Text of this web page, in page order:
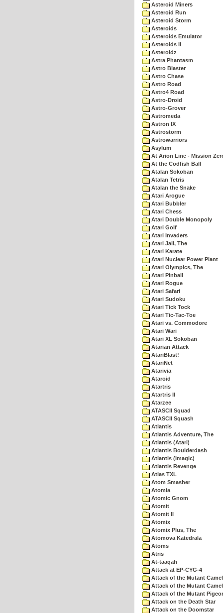
Asteroid Miners
Asteroid Run
Asteroid Storm
Asteroids
Asteroids Emulator
Asteroids II
Asteroidz
Astra Phantasm
Astro Blaster
Astro Chase
Astro Road
Astro4 Road
Astro-Droid
Astro-Grover
Astromeda
Astron IX
Astrostorm
Astrowarriors
Asylum
At Arion Line - Mission
At the Codfish Ball
Atalan Sokoban
Atalan Tetris
Atalan the Snake
Atari Arogue
Atari Bubbler
Atari Chess
Atari Double Monopoly
Atari Golf
Atari Invaders
Atari Jail, The
Atari Karate
Atari Nuclear Power Plant
Atari Olympics, The
Atari Pinball
Atari Rogue
Atari Safari
Atari Sudoku
Atari Tick Tock
Atari Tic-Tac-Toe
Atari vs. Commodore
Atari Wari
Atari XL Sokoban
Atarian Attack
AtariBlast!
AtariNet
Atarivia
Ataroid
Atartris
Atartris II
Atarzee
ATASCII Squad
ATASCII Squash
Atlantis
Atlantis Adventure, The
Atlantis (Atari)
Atlantis Boulderdash
Atlantis (Imagic)
Atlantis Revenge
Atlas TXL
Atom Smasher
Atomia
Atomic Gnom
Atomit
Atomit II
Atomix
Atomix Plus, The
Atomova Katedrala
Atoms
Atris
At-taaqah
Attack at EP-CYG-4
Attack of the Mutant
Attack of the Mutant
Attack of the Mutant
Attack on the Death Star
Attack on the Doomstar